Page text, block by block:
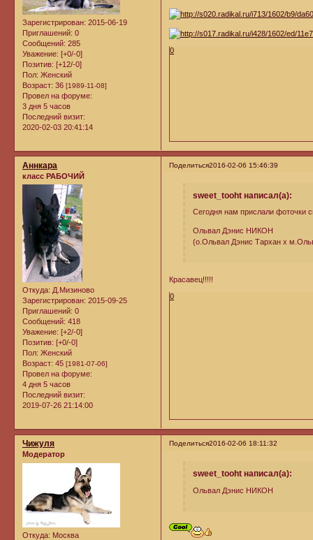
Зарегистрирован: 2015-06-19
Приглашений: 0
Сообщений: 285
Уважение: [+0/-0]
Позитив: [+12/-0]
Пол: Женский
Возраст: 36 [1989-11-08]
Провел на форуме:
3 дня 5 часов
Последний визит:
2020-02-03 20:41:14
0
Поделиться2016-02-06 15:46:39
Аннкара
класс РАБОЧИЙ
Откуда: Д.Мизиново
Зарегистрирован: 2015-09-25
Приглашений: 0
Сообщений: 418
Уважение: [+2/-0]
Позитив: [+0/-0]
Пол: Женский
Возраст: 45 [1981-07-06]
Провел на форуме:
4 дня 5 часов
Последний визит:
2019-07-26 21:14:00
sweet_tooht написал(а):
Сегодня нам прислали фоточки
Ольвал Дэнис НИКОН
(о.Ольвал Дэнис Тархан х
Красавец!!!!!
0
Поделиться2016-02-06 18:11:32
Чижуля
Модератор
Откуда: Москва
sweet_tooht написал(а):
Ольвал Дэнис НИКОН